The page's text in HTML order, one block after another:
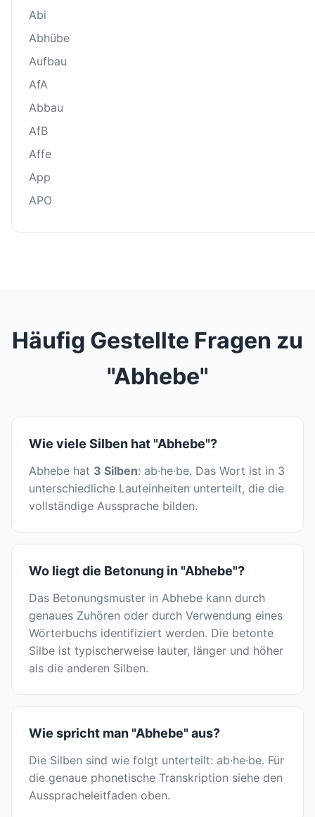
Abi
Abhübe
Aufbau
AfA
Abbau
AfB
Affe
App
APO
Häufig Gestellte Fragen zu
"Abhebe"
Wie viele Silben hat "Abhebe"?
Abhebe hat 3 Silben: ab·he·be. Das Wort ist in 3
unterschiedliche Lauteinheiten unterteilt, die die
vollständige Aussprache bilden.
Wo liegt die Betonung in "Abhebe"?
Das Betonungsmuster in Abhebe kann durch
genaues Zuhören oder durch Verwendung eines
Wörterbuchs identifiziert werden. Die betonte
Silbe ist typischerweise lauter, länger und höher
als die anderen Silben.
Wie spricht man "Abhebe" aus?
Die Silben sind wie folgt unterteilt: ab·he·be. Für
die genaue phonetische Transkription siehe den
Ausspracheleitfaden oben.